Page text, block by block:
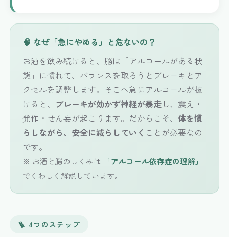
🧠 なぜ「急にやめる」と危ないの？
お酒を飲み続けると、脳は「アルコールがある状
態」に慣れて、バランスを取ろうとブレーキとア
クセルを調整します。そこへ急にアルコールが抜
けると、 ブレーキが効かず神経が暴走 し、震え・
発作・せん妄が起こります。だからこそ、体を慣
らしながら、安全に減らしていく ことが必要なの
です。
※ お酒と脳のしくみは
「アルコール依存症の理解」
でくわしく解説しています。
🪜 4つのステップ